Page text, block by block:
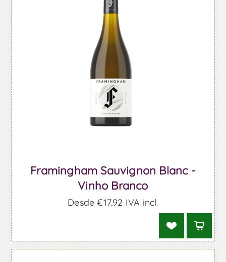
Framingham Sauvignon Blanc -
Vinho Branco
Desde €17,92 IVA incl.